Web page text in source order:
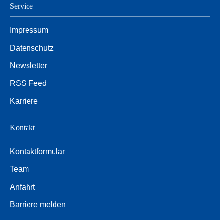
Service
Impressum
Datenschutz
Newsletter
RSS Feed
Karriere
Kontakt
Kontaktformular
Team
Anfahrt
Barriere melden